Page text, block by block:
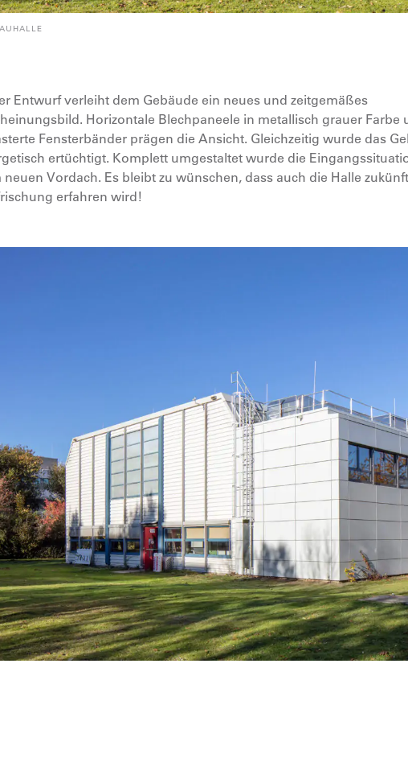
Entwurf verleiht dem Gebäude ein neues und zeit­gemäßes
Horizontale Blech­paneele in metallisch grauer Farbe
Fenster­bänder prägen die Ansicht. Gleichzeitig wurde das
ertüchtigt. Komplett umgestaltet wurde die
neuen Vordach. Es bleibt zu wünschen, dass auch die Halle
erfahren wird!